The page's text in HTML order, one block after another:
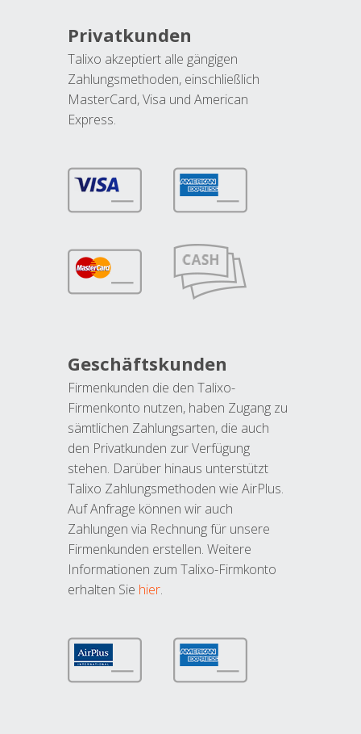
Privatkunden
Talixo akzeptiert alle gängigen
Zahlungsmethoden, einschließlich
MasterCard, Visa und American
Express.
Geschäftskunden
Firmenkunden die den Talixo-
Firmenkonto nutzen, haben Zugang zu
sämtlichen Zahlungsarten, die auch
den Privatkunden zur Verfügung
stehen. Darüber hinaus unterstützt
Talixo Zahlungsmethoden wie AirPlus.
Auf Anfrage können wir auch
Zahlungen via Rechnung für unsere
Firmenkunden erstellen. Weitere
Informationen zum Talixo-Firmkonto
erhalten Sie hier.